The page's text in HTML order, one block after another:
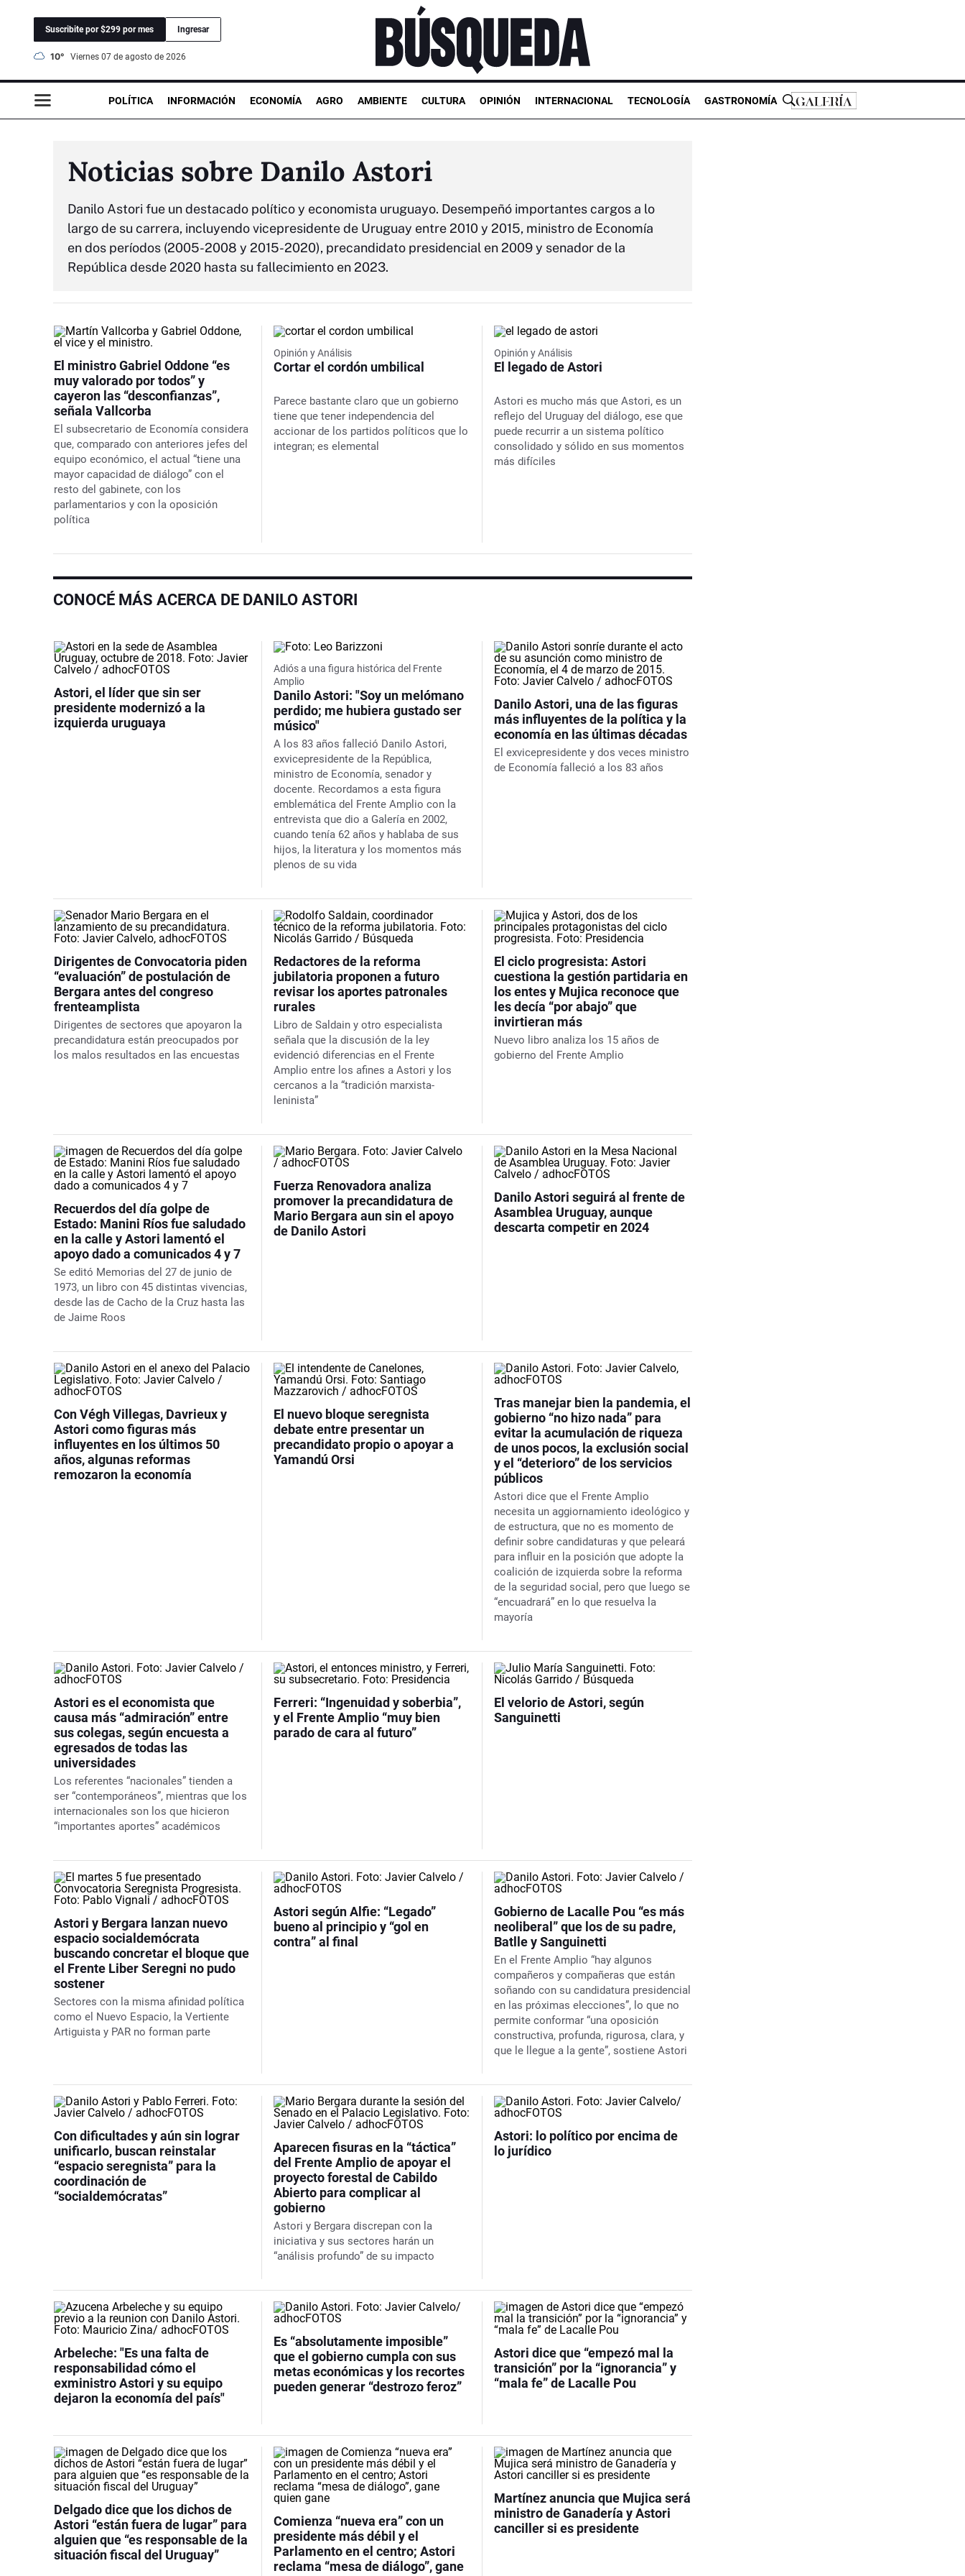
Suscribite por $299 por mes Ingresar
10° viernes 07 de agosto de 2026
POLÍTICA INFORMACIÓN ECONOMÍA AGRO AMBIENTE CULTURA OPINIÓN INTERNACIONAL TECNOLOGÍA GASTRONOMÍA
Noticias sobre Danilo Astori
Danilo Astori fue un destacado político y economista uruguayo. Desempeñó importantes cargos a lo
largo de su carrera, incluyendo vicepresidente de Uruguay entre 2010 y 2015, ministro de Economía
en dos períodos (2005-2008 y 2015-2020), precandidato presidencial en 2009 y senador de la
República desde 2020 hasta su fallecimiento en 2023.
El ministro Gabriel Oddone “es
muy valorado por todos” y
cayeron las “desconfianzas”,
señala Vallcorba
El subsecretario de Economía considera
que, comparado con anteriores jefes del
equipo económico, el actual “tiene una
mayor capacidad de diálogo” con el
resto del gabinete, con los
parlamentarios y con la oposición
política
Opinión y Análisis
Cortar el cordón umbilical
Parece bastante claro que un gobierno
tiene que tener independencia del
accionar de los partidos políticos que lo
integran; es elemental
Opinión y Análisis
El legado de Astori
Astori es mucho más que Astori, es un
reflejo del Uruguay del diálogo, ese que
puede recurrir a un sistema político
consolidado y sólido en sus momentos
más difíciles
CONOCÉ MÁS ACERCA DE DANILO ASTORI
Astori, el líder que sin ser
presidente modernizó a la
izquierda uruguaya
Adiós a una figura histórica del Frente
Amplio
Danilo Astori: "Soy un melómano
perdido; me hubiera gustado ser
músico"
A los 83 años falleció Danilo Astori,
exvicepresidente de la República,
ministro de Economía, senador y
docente. Recordamos a esta figura
emblemática del Frente Amplio con la
entrevista que dio a Galería en 2002,
cuando tenía 62 años y hablaba de sus
hijos, la literatura y los momentos más
plenos de su vida
Danilo Astori, una de las figuras
más influyentes de la política y la
economía en las últimas décadas
El exvicepresidente y dos veces ministro
de Economía falleció a los 83 años
Dirigentes de Convocatoria piden
“evaluación” de postulación de
Bergara antes del congreso
frenteamplista
Dirigentes de sectores que apoyaron la
precandidatura están preocupados por
los malos resultados en las encuestas
Redactores de la reforma
jubilatoria proponen a futuro
revisar los aportes patronales
rurales
Libro de Saldain y otro especialista
señala que la discusión de la ley
evidenció diferencias en el Frente
Amplio entre los afines a Astori y los
cercanos a la “tradición marxista-
leninista”
El ciclo progresista: Astori
cuestiona la gestión partidaria en
los entes y Mujica reconoce que
les decía “por abajo” que
invirtieran más
Nuevo libro analiza los 15 años de
gobierno del Frente Amplio
Recuerdos del día golpe de
Estado: Manini Ríos fue saludado
en la calle y Astori lamentó el
apoyo dado a comunicados 4 y 7
Se editó Memorias del 27 de junio de
1973, un libro con 45 distintas vivencias,
desde las de Cacho de la Cruz hasta las
de Jaime Roos
Fuerza Renovadora analiza
promover la precandidatura de
Mario Bergara aun sin el apoyo
de Danilo Astori
Danilo Astori seguirá al frente de
Asamblea Uruguay, aunque
descarta competir en 2024
Con Végh Villegas, Davrieux y
Astori como figuras más
influyentes en los últimos 50
años, algunas reformas
remozaron la economía
El nuevo bloque seregnista
debate entre presentar un
precandidato propio o apoyar a
Yamandú Orsi
Tras manejar bien la pandemia, el
gobierno “no hizo nada” para
evitar la acumulación de riqueza
de unos pocos, la exclusión social
y el “deterioro” de los servicios
públicos
Astori dice que el Frente Amplio
necesita un aggiornamiento ideológico y
de estructura, que no es momento de
definir sobre candidaturas y que peleará
para influir en la posición que adopte la
coalición de izquierda sobre la reforma
de la seguridad social, pero que luego se
“encuadrará” en lo que resuelva la
mayoría
Astori es el economista que
causa más “admiración” entre
sus colegas, según encuesta a
egresados de todas las
universidades
Los referentes “nacionales” tienden a
ser “contemporáneos”, mientras que los
internacionales son los que hicieron
“importantes aportes” académicos
Ferreri: “Ingenuidad y soberbia”,
y el Frente Amplio “muy bien
parado de cara al futuro”
El velorio de Astori, según
Sanguinetti
Astori y Bergara lanzan nuevo
espacio socialdemócrata
buscando concretar el bloque que
el Frente Liber Seregni no pudo
sostener
Sectores con la misma afinidad política
como el Nuevo Espacio, la Vertiente
Artiguista y PAR no forman parte
Astori según Alfie: “Legado”
bueno al principio y “gol en
contra” al final
Gobierno de Lacalle Pou “es más
neoliberal” que los de su padre,
Batlle y Sanguinetti
En el Frente Amplio “hay algunos
compañeros y compañeras que están
soñando con su candidatura presidencial
en las próximas elecciones”, lo que no
permite conformar “una oposición
constructiva, profunda, rigurosa, clara, y
que le llegue a la gente”, sostiene Astori
Con dificultades y aún sin lograr
unificarlo, buscan reinstalar
“espacio seregnista” para la
coordinación de
“socialdemócratas”
Aparecen fisuras en la “táctica”
del Frente Amplio de apoyar el
proyecto forestal de Cabildo
Abierto para complicar al
gobierno
Astori y Bergara discrepan con la
iniciativa y sus sectores harán un
“análisis profundo” de su impacto
Astori: lo político por encima de
lo jurídico
Arbeleche: "Es una falta de
responsabilidad cómo el
exministro Astori y su equipo
dejaron la economía del país"
Es “absolutamente imposible”
que el gobierno cumpla con sus
metas económicas y los recortes
pueden generar “destrozo feroz”
Astori dice que “empezó mal la
transición” por la “ignorancia” y
“mala fe” de Lacalle Pou
Delgado dice que los dichos de
Astori “están fuera de lugar” para
alguien que “es responsable de la
situación fiscal del Uruguay”
Comienza “nueva era” con un
presidente más débil y el
Parlamento en el centro; Astori
reclama “mesa de diálogo”, gane
Martínez anuncia que Mujica será
ministro de Ganadería y Astori
canciller si es presidente